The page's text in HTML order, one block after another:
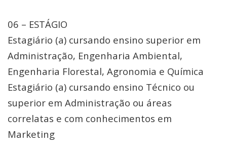
06 – ESTÁGIO
Estagiário (a) cursando ensino superior em
Administração, Engenharia Ambiental,
Engenharia Florestal, Agronomia e Química
Estagiário (a) cursando ensino Técnico ou
superior em Administração ou áreas
correlatas e com conhecimentos em
Marketing